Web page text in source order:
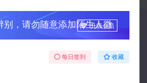
别，请勿随意添加陌生人微
升级会员
每日签到 收藏